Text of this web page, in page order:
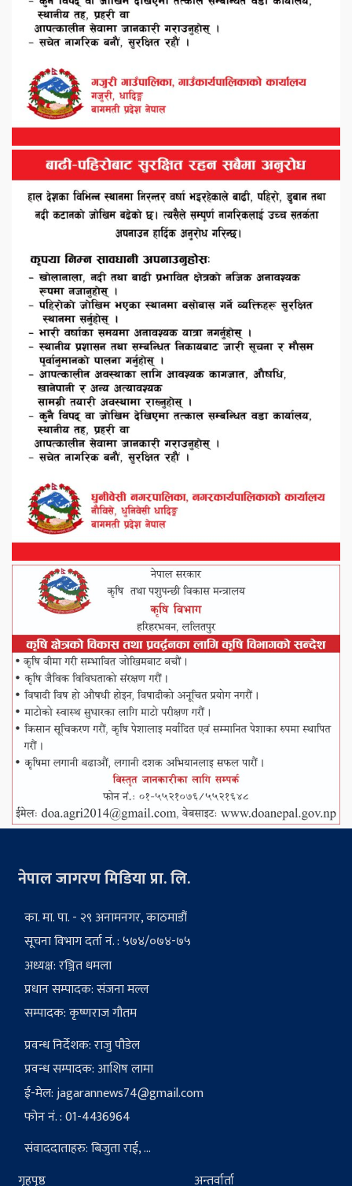
नेपाल जागरण मिडिया प्रा. लि.
का. मा. पा. - २९ अनामनगर, काठमाडौं
सूचना विभाग दर्ता नं. : ५७४/०७४-७५
अध्यक्ष: रञ्जित धमला
प्रधान सम्पादक: संजना मल्ल
सम्पादक: कृष्णराज गौतम
प्रवन्ध निर्देशक: राजु पौडेल
प्रवन्ध सम्पादक: आशिष लामा
ई-मेल: jagarannews74@gmail.com
फोन नं. : 01-4436964
संवाददाताहरु: बिजुता राई, ...
गृहपृष्ठ
अन्तर्वार्ता